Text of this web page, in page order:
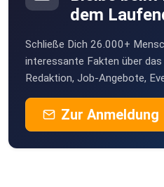
dem
Schließe Dich 26.000+
interessante Fakten über
Redaktion, Job-Angebote,
Zur Anmeldung